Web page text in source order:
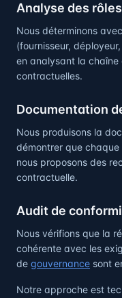
Analyse des
Nous déterminons
(fournisseur,
en analysant la chaîne
contractuelles.
Documentation
Nous produisons la
démontrer que
nous proposons des
contractuelle.
Audit de
Nous vérifions que la
cohérente avec les
de gouvernance sont
Notre approche est